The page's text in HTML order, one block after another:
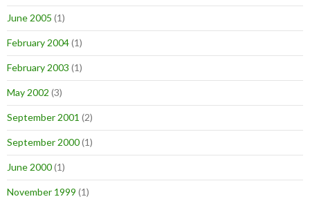
June 2005 (1)
February 2004(1)
February 2003 (1)
May 2002 (3)
September 2001 (2)
September 2000(1)
June 2000(1)
November 1999 (1)